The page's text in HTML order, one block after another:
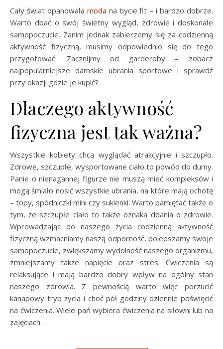
Cały świat opanowała moda na bycie fit – i bardzo dobrze.
Warto dbać o swój świetny wygląd, zdrowie i doskonałe
samopoczucie. Zanim jednak zabierzemy się za codzienną
aktywność fizyczną, musimy odpowiednio się do tego
przygotować. Zacznijmy od garderoby – zobacz
najpopularniejsze damskie ubrania sportowe i sprawdź
przy okazji gdzie je kupić?
Dlaczego aktywność
fizyczna jest tak ważna?
Wszystkie kobiety chcą wyglądać atrakcyjnie i szczupło.
Zdrowe, szczupłe, wysportowane ciało to powód do dumy.
Panie o nienagannej figurze nie muszą mieć kompleksów i
mogą śmiało nosić wszystkie ubrania, na które mają ochotę
– topy, spódniczki mini czy sukienki. Warto pamiętać także o
tym, że szczupłe ciało to także oznaka dbania o zdrowie.
Wprowadzając do naszego życia codzienną aktywność
fizyczną wzmacniamy naszą odporność, polepszamy swoje
samopoczucie, zwiększamy wydolność naszego organizmu,
zmniejszamy także napięcie oraz stres. Ćwiczenia są
relaksujące i mają bardzo dobry wpływ na ogólny stan
naszego zdrowia. Z pewnością warto więc porzucić
kanapowy tryb życia i choć pół godziny dziennie poświęcić
na ćwiczenia. Wiele pań wybiera ćwiczenia na siłowni lub na
zajęciach …